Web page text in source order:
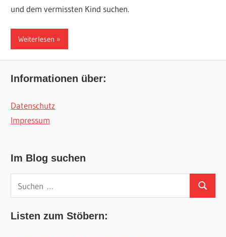
und dem vermissten Kind suchen.
Weiterlesen
Informationen über:
Datenschutz
Impressum
Im Blog suchen
nach:
Suchen
Listen zum Stöbern: